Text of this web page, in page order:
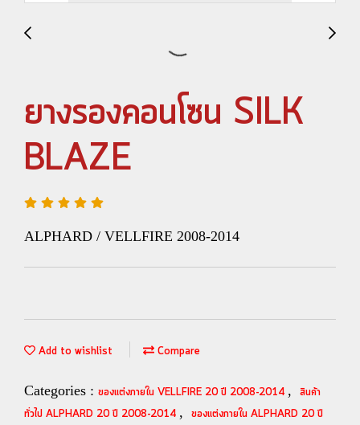
ยางรองคอนโซน SILK
BLAZE
ALPHARD / VELLFIRE 2008-2014
Add to wishlist Compare
Categories : ของแต่งภายใน VELLFIRE 20 ปี 2008-2014 , สินค้า
ทั่วไป ALPHARD 20 ปี 2008-2014 , ของแต่งภายใน ALPHARD 20 ปี